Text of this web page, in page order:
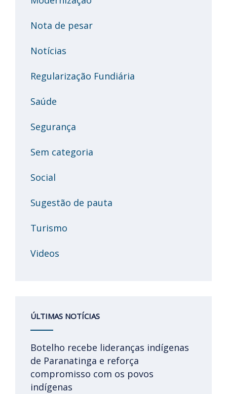
Nota de pesar
Notícias
Regularização Fundiária
Saúde
Segurança
Sem categoria
Social
Sugestão de pauta
Turismo
Videos
ÚLTIMAS NOTÍCIAS
Botelho recebe lideranças indígenas
de Paranatinga e reforça
compromisso com os povos
indígenas